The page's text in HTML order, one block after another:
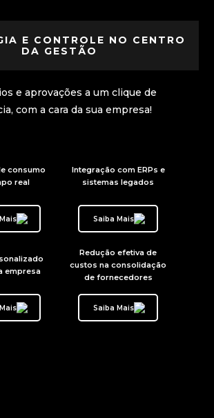
E CONTROLE NO CENTRO
DA GESTÃO
e aprovações a um clique de
com a cara da sua empresa!
consumo
real
Integração com ERPs e
sistemas legados
Saiba Mais
empresa
Redução efetiva de
custos na consolidação
de fornecedores
Saiba Mais